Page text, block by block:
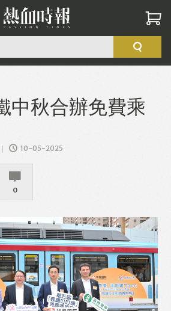
中秋合辦免費乘
10-05-2025
0